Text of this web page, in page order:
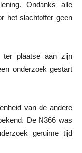
Ondanks alle
het slachtoffer geen
ter plaatse aan zijn
onderzoek gestart
van de andere
De N366 was
geruime tijd